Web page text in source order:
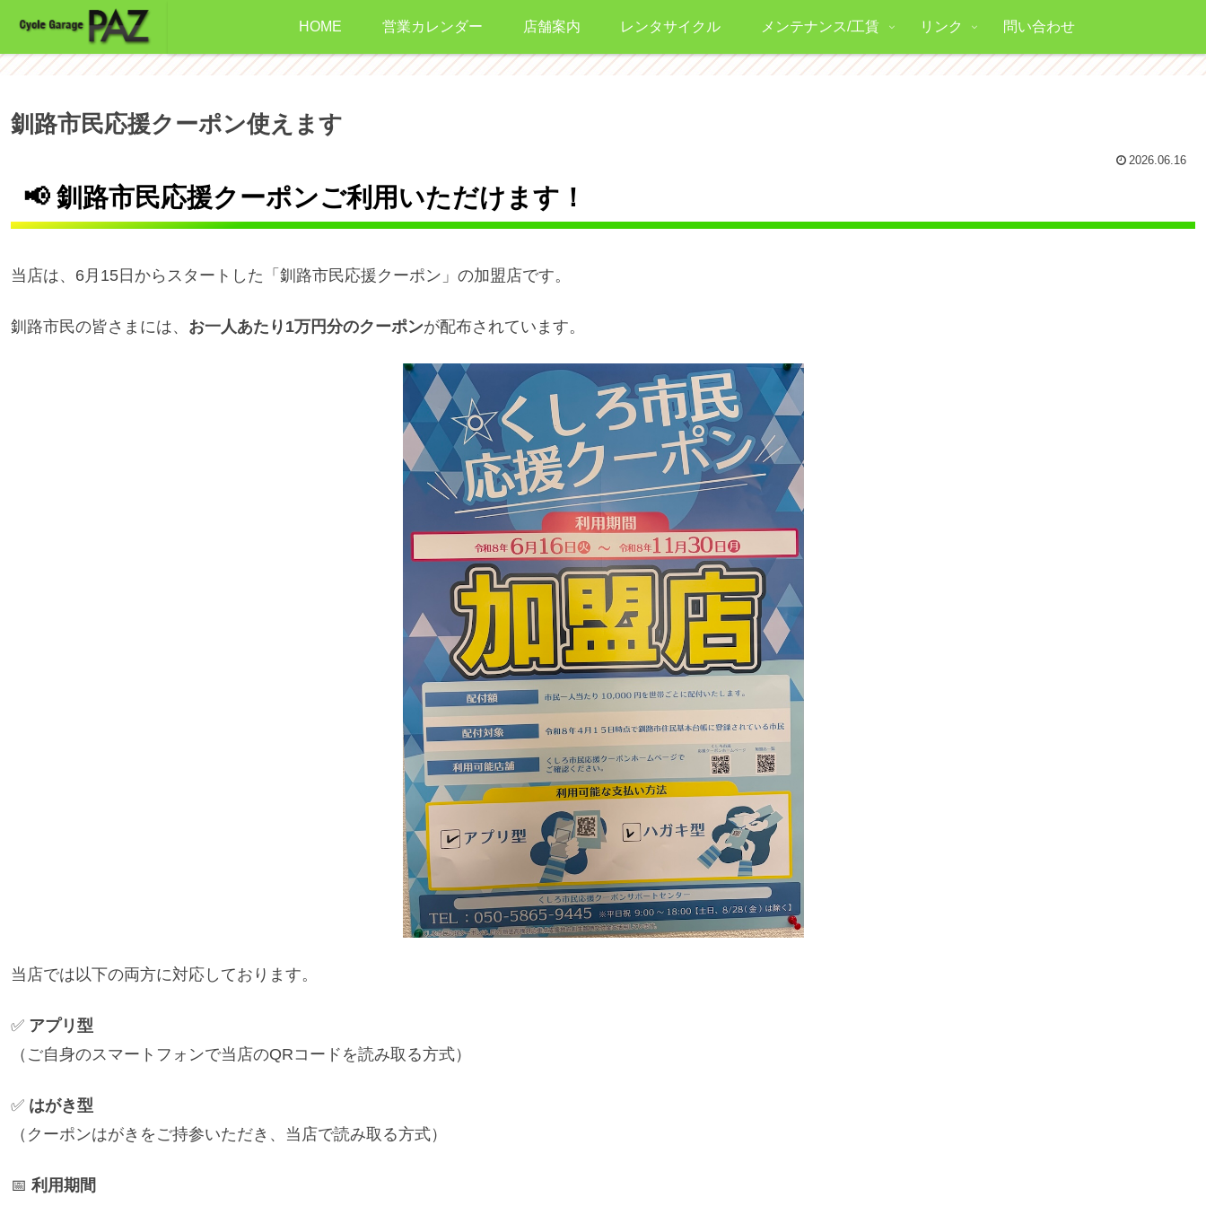
HOME 営業カレンダー 店舗案内 レンタサイクル メンテナンス/工賃 リンク 問い合わせ
釧路市民応援クーポン使えます
2026.06.16
📢釧路市民応援クーポンご利用いただけます！
当店は、6月15日からスタートした「釧路市民応援クーポン」の加盟店です。
釧路市民の皆さまには、 お一人あたり1万円分のクーポンが配布されています。
当店では以下の両方に対応しております。
✅ アプリ型
（ご自身のスマートフォンで当店のQRコードを読み取る方式）
✅ はがき型
（クーポンはがきをご持参いただき、当店で読み取る方式）
📅 利用期間